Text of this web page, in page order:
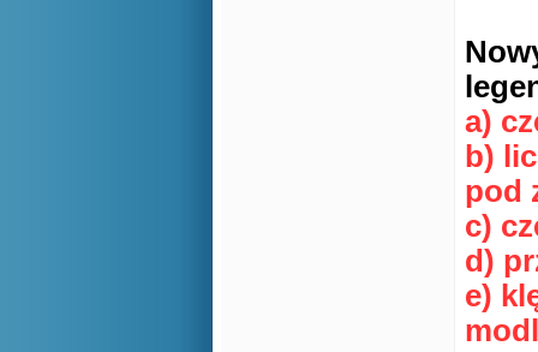
a)
b)
pod
c)
d)
e)